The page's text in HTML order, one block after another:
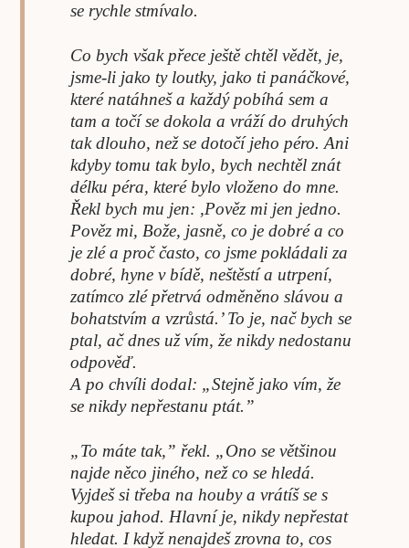
se rychle stmívalo.
Co bych však přece ještě chtěl vědět, je,
jsme-li jako ty loutky, jako ti panáčkové,
které natáhneš a každý pobíhá sem a
tam a točí se dokola a vráží do druhých
tak dlouho, než se dotočí jeho péro. Ani
kdyby tomu tak bylo, bych nechtěl znát
délku péra, které bylo vloženo do mne.
Řekl bych mu jen: ,Pověz mi jen jedno.
Pověz mi, Bože, jasně, co je dobré a co
je zlé a proč často, co jsme pokládali za
dobré, hyne v bídě, neštěstí a utrpení,
zatímco zlé přetrvá odměněno slávou a
bohatstvím a vzrůstá.’ To je, nač bych se
ptal, ač dnes už vím, že nikdy nedostanu
odpověď.
A po chvíli dodal: „Stejně jako vím, že
se nikdy nepřestanu ptát.”
„To máte tak,” řekl. „Ono se většinou
najde něco jiného, než co se hledá.
Vyjdeš si třeba na houby a vrátíš se s
kupou jahod. Hlavní je, nikdy nepřestat
hledat. I když nenajdeš zrovna to, cos